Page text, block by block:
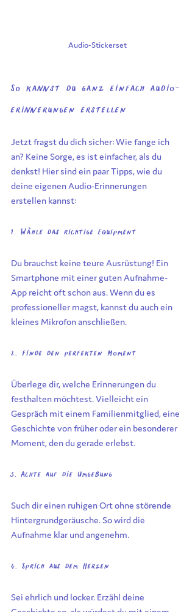
Audio-Stickerset
So kannst du ganz einfach audio-
erinnerungen erstellen
Jetzt fragst du dich sicher: Wie fange ich
an? Keine Sorge, es ist einfacher, als du
denkst! Hier sind ein paar Tipps, wie du
deine eigenen Audio-Erinnerungen
erstellen kannst:
1. Wähle das richtige Equipment
Du brauchst keine teure Ausrüstung! Ein
Smartphone mit einer guten Aufnahme-
App reicht oft schon aus. Wenn du es
professioneller magst, kannst du auch ein
kleines Mikrofon anschließen.
2. Finde den perfekten Moment
Überlege dir, welche Erinnerungen du
festhalten möchtest. Vielleicht ein
Gespräch mit einem Familienmitglied, eine
Geschichte von früher oder ein besonderer
Moment, den du gerade erlebst.
3. Achte auf die Umgebung
Such dir einen ruhigen Ort ohne störende
Hintergrundgeräusche. So wird die
Aufnahme klar und angenehm.
4. Sprich aus dem Herzen
Sei ehrlich und locker. Erzähl deine